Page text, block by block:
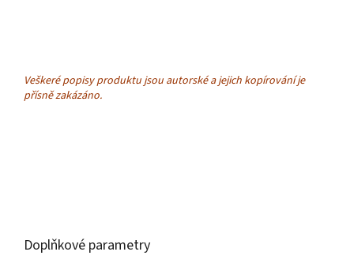
Veškeré popisy produktu jsou autorské a jejich kopírování je
přísně zakázáno.
Doplňkové parametry